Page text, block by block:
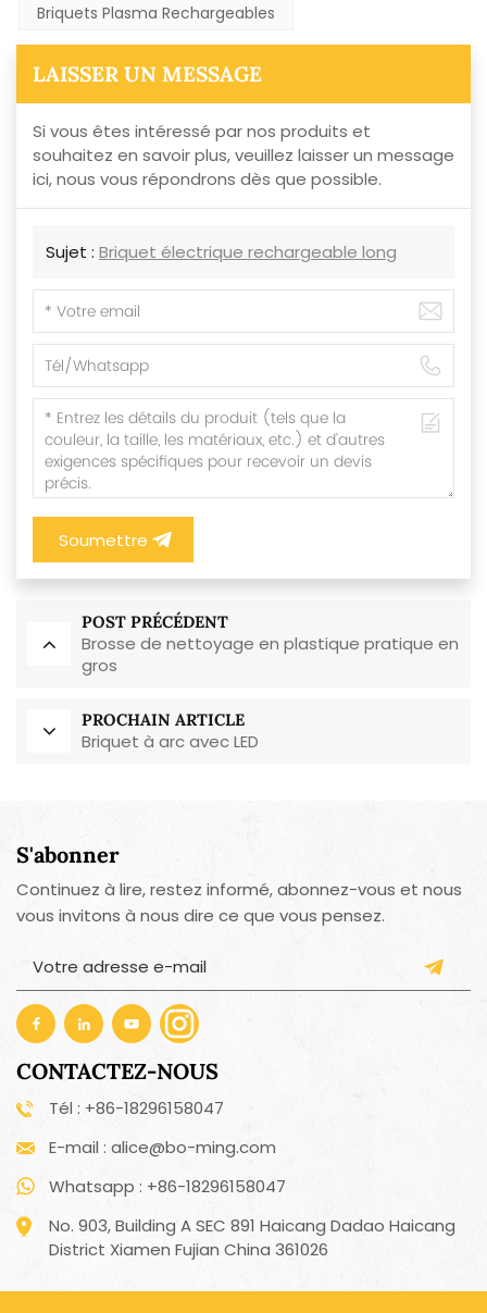
Briquets Plasma Rechargeables
LAISSER UN MESSAGE
Si vous êtes intéressé par nos produits et
souhaitez en savoir plus, veuillez laisser un message
ici, nous vous répondrons dès que possible.
Sujet : Briquet électrique rechargeable long
Soumettre
POST PRÉCÉDENT
Brosse de nettoyage en plastique pratique en
gros
PROCHAIN ARTICLE
Briquet à arc avec LED
S'abonner
Continuez à lire, restez informé, abonnez-vous et nous
vous invitons à nous dire ce que vous pensez.
CONTACTEZ-NOUS
Tél : +86-18296158047
E-mail : alice@bo-ming.com
Whatsapp : +86-18296158047
No. 903, Building A SEC 891 Haicang Dadao Haicang
District Xiamen Fujian China 361026